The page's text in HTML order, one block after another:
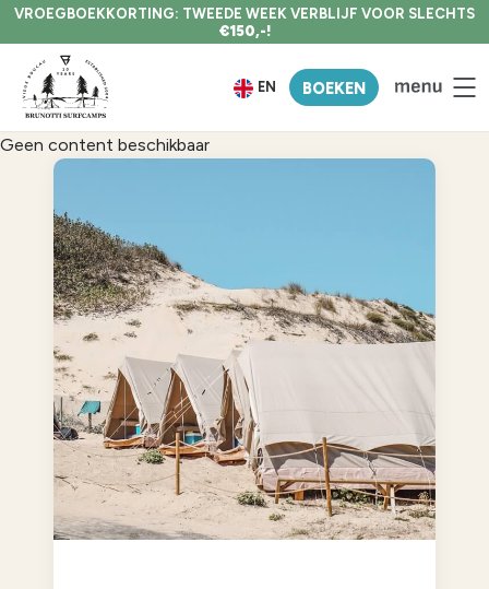
VROEGBOEKKORTING: TWEEDE WEEK VERBLIJF VOOR SLECHTS
€150,-!
EN BOEKEN
Geen content beschikbaar